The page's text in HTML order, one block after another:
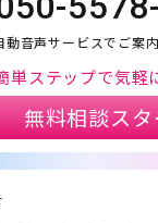
動音声サービスでご案
単ステップで気軽
無料相談ス